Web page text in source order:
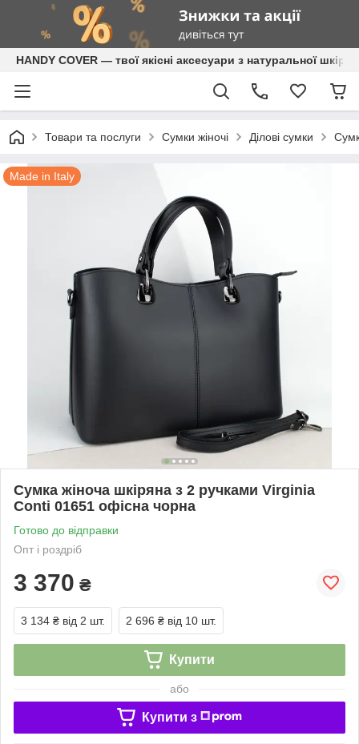
HANDY COVER — твої якісні аксесуари з натуральної шкіри
Товари та послуги Сумки жіночі Ділові сумки
Made in Italy
Сумка жіноча шкіряна з 2 ручками Virginia
Conti 01651 офісна чорна
Готово до відправки
Опт і роздріб
3 370 ₴
3 134 ₴ від 2 шт. 2 696 ₴ від 10 шт.
Купити
або
Купити з